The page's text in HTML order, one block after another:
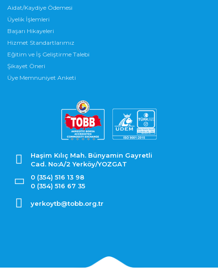
Aidat/Kaydiye Ödemesi
Üyelik İşlemleri
Başarı Hikayeleri
Hizmet Standartlarımız
Eğitim ve İş Geliştirme Talebi
Şikayet Öneri
Üye Memnuniyet Anketi
Haşim Kılıç Mah. Bünyamin Gayretli
Cad. No:A/2 Yerköy/YOZGAT
0 (354) 516 13 98
0 (354) 516 67 35
yerkoytb@tobb.org.tr